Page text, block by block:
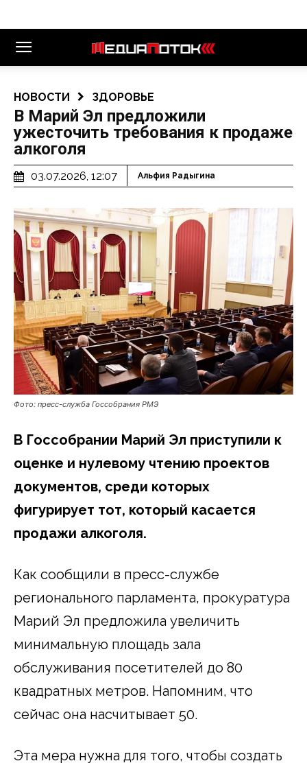
НОВОСТИ ЗДОРОВЬЕ
В Марий Эл предложили
ужесточить требования к продаже
алкоголя
03.07.2026, 12:07 Альфия Радыгина
Фото: пресс-служба Госсобрания РМЭ
В Госсобрании Марий Эл приступили к
оценке и нулевому чтению проектов
документов, среди которых
фигурирует тот, который касается
продажи алкоголя.
Как сообщили в пресс-службе
регионального парламента, прокуратура
Марий Эл предложила увеличить
минимальную площадь зала
обслуживания посетителей до 80
квадратных метров. Напомним, что
сейчас она насчитывает 50.
Эта мера нужна для того, чтобы создать